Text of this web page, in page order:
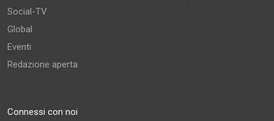
Social-TV
Global
Eventi
Redazione aperta
Connessi con noi